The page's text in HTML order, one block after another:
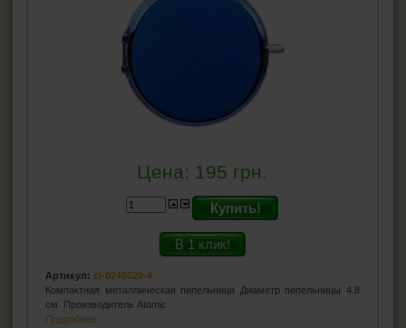
Цена: 195 грн.
Купить!
В 1 клик!
Артикул: cl-0246020-4
Компактная металлическая пепельница Диаметр пепельницы 4.8
см. Производитель Atomic
Подробнее...